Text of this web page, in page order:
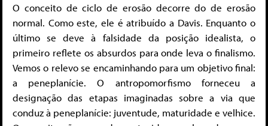
O conceito de ciclo de erosão decorre do de erosão
normal. Como este, ele é atribuído a Davis. Enquanto o
último se deve à falsidade da posição idealista, o
primeiro reflete os absurdos para onde leva o finalismo.
Vemos o relevo se encaminhando para um objetivo final:
a peneplanície. O antropomorfismo forneceu a
designação das etapas imaginadas sobre a via que
conduz à peneplanície: juventude, maturidade e velhice.